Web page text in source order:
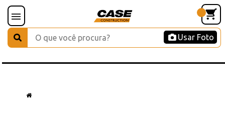
Usar Foto